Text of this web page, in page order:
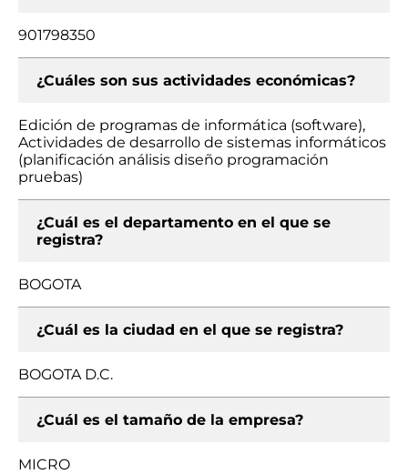
901798350
¿Cuáles son sus actividades económicas?
Edición de programas de informática (software),
Actividades de desarrollo de sistemas informáticos
(planificación análisis diseño programación
pruebas)
¿Cuál es el departamento en el que se
registra?
BOGOTA
¿Cuál es la ciudad en el que se registra?
BOGOTA D.C.
¿Cuál es el tamaño de la empresa?
MICRO